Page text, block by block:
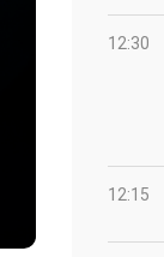
12:30
12:15